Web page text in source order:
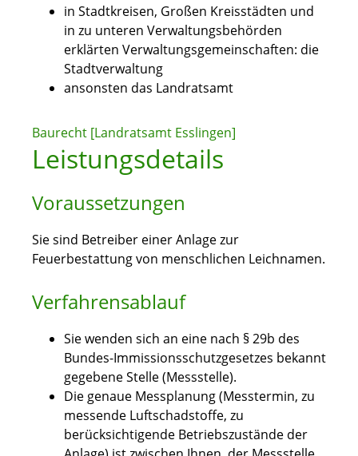
in Stadtkreisen, Großen Kreisstädten und
in zu unteren Verwaltungsbehörden
erklärten Verwaltungsgemeinschaften: die
Stadtverwaltung
ansonsten das Landratsamt
Baurecht [Landratsamt Esslingen]
Leistungsdetails
Voraussetzungen
Sie sind Betreiber einer Anlage zur
Feuerbestattung von menschlichen Leichnamen.
Verfahrensablauf
Sie wenden sich an eine nach § 29b des
Bundes-Immissionsschutzgesetzes bekannt
gegebene Stelle (Messstelle).
Die genaue Messplanung (Messtermin, zu
messende Luftschadstoffe, zu
berücksichtigende Betriebszustände der